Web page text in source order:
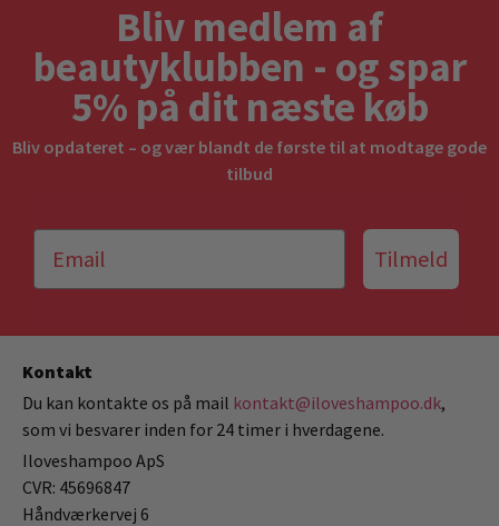
Bliv medlem af
beautyklubben - og spar
5% på dit næste køb
Bliv opdateret – og vær blandt de første til at modtage gode
tilbud
Tilmeld
Kontakt
Du kan kontakte os på mail kontakt@iloveshampoo.dk,
som vi besvarer inden for 24 timer i hverdagene.
Iloveshampoo ApS
CVR: 45696847
Håndværkervej 6